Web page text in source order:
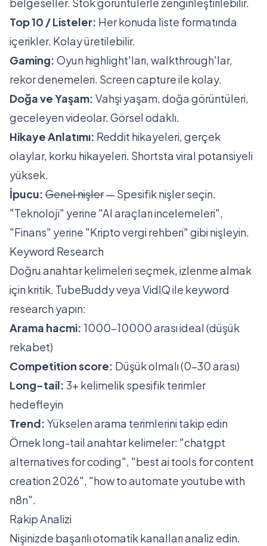
belgeseller. Stok görüntülerle zenginleştirilebilir.
Top 10 / Listeler: Her konuda liste formatında
içerikler. Kolay üretilebilir.
Gaming: Oyun highlight'ları, walkthrough'lar,
rekor denemeleri. Screen capture ile kolay.
Doğa ve Yaşam: Vahşi yaşam, doğa görüntüleri,
geceleyen videolar. Görsel odaklı.
Hikaye Anlatımı: Reddit hikayeleri, gerçek
olaylar, korku hikayeleri. Shortsta viral potansiyeli
yüksek.
İpucu: Genel nişler— Spesifik nişler seçin.
"Teknoloji" yerine "AI araçları incelemeleri",
"Finans" yerine "Kripto vergi rehberi" gibi nişleyin.
Keyword Research
Doğru anahtar kelimeleri seçmek, izlenme almak
için kritik. TubeBuddy veya VidIQ ile keyword
research yapın:
Arama hacmi: 1000-10000 arası ideal (düşük
rekabet)
Competition score: Düşük olmalı (0-30 arası)
Long-tail: 3+ kelimelik spesifik terimler
hedefleyin
Trend: Yükselen arama terimlerini takip edin
Örnek long-tail anahtar kelimeler: "chatgpt
alternatives for coding", "best ai tools for content
creation 2026", "how to automate youtube with
n8n".
Rakip Analizi
Nişinizde başarılı otomatik kanalları analiz edin.